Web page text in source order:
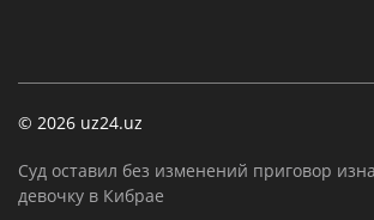
© 2026 uz24.uz
Суд оставил без изменений приговор
девочку в Кибрае